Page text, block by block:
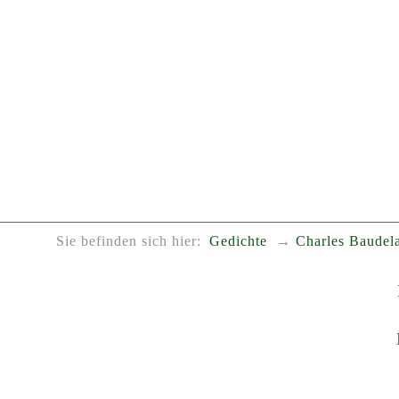
Sie befinden sich hier: Gedichte Charles